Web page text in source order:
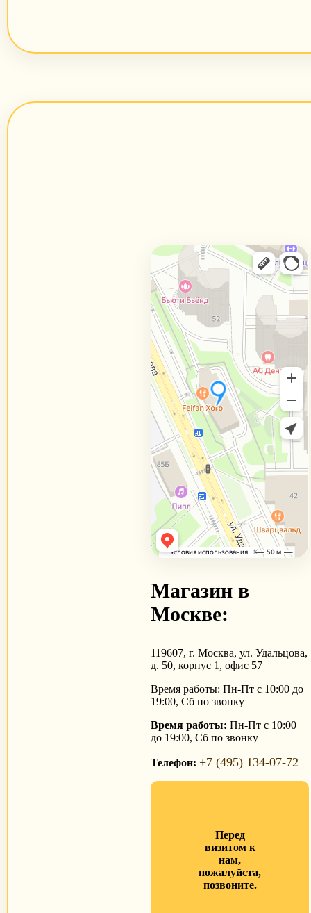
Магазин в
Москве:
119607, г. Москва, ул. Удальцова,
д. 50, корпус 1, офис 57
Время работы: Пн-Пт с 10:00 до
19:00, Сб по звонку
Время работы: Пн-Пт с 10:00
до 19:00, Сб по звонку
Телефон: +7 (495) 134-07-72
Перед
визитом к
нам,
пожалуйста,
позвоните.